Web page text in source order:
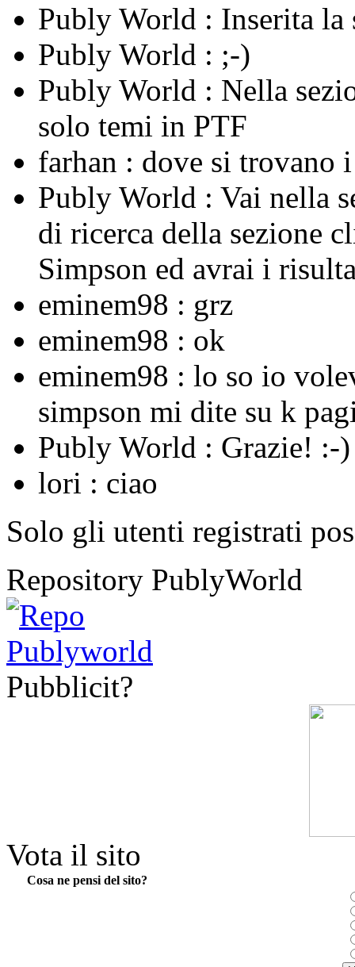
Publy World : Inserita
Publy World : ;-)
Publy World : Nella
solo temi in PTF
farhan : dove si trovano
Publy World : Vai nella
di ricerca della sezione
Simpson ed avrai i
eminem98 : grz
eminem98 : ok
eminem98 : lo so io
simpson mi dite su k
Publy World : Grazie! :-)
lori : ciao
Solo gli utenti registrati
Repository PublyWorld
Pubblicit?
Vota il sito
Cosa ne pensi del sito?